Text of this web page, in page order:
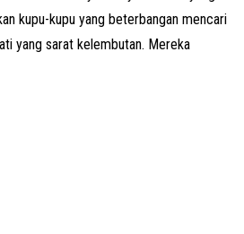
kupu-kupu yang beterbangan mencari
yang sarat kelembutan. Mereka